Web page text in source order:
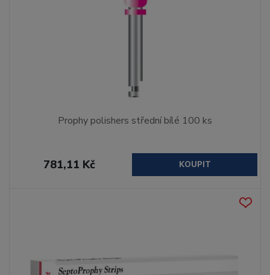
Prophy polishers střední bílé 100 ks
781,11 Kč KOUPIT